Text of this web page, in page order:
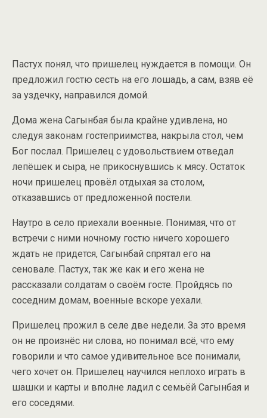
Пастух понял, что пришелец нуждается в помощи. Он
предложил гостю сесть на его лошадь, а сам, взяв её
за уздечку, направился домой.
Дома жена Сагынбая была крайне удивлена, но
следуя законам гостеприимства, накрыла стол, чем
Бог послал. Пришелец с удовольствием отведал
лепёшек и сыра, не прикоснувшись к мясу. Остаток
ночи пришелец провёл отдыхая за столом,
отказавшись от предложенной постели.
Наутро в село приехали военные. Понимая, что от
встречи с ними ночному гостю ничего хорошего
ждать не придется, Сагынбай спрятал его на
сеновале. Пастух, так же как и его жена не
рассказали солдатам о своём госте. Пройдясь по
соседним домам, военные вскоре уехали.
Пришелец прожил в селе две недели. За это время
он не произнёс ни слова, но понимал всё, что ему
говорили и что самое удивительное все понимали,
чего хочет он. Пришелец научился неплохо играть в
шашки и карты и вполне ладил с семьёй Сагынбая и
его соседями.